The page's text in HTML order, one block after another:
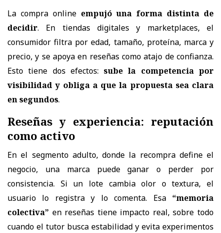
La compra online empujó una forma distinta de
decidir. En tiendas digitales y marketplaces, el
consumidor filtra por edad, tamaño, proteína, marca y
precio, y se apoya en reseñas como atajo de confianza.
Esto tiene dos efectos:sube la competencia por
visibilidad y obliga a que la propuesta sea clara
en segundos.
Reseñas y experiencia: reputación
como activo
En el segmento adulto, donde la recompra define el
negocio, una marca puede ganar o perder por
consistencia. Si un lote cambia olor o textura, el
usuario lo registra y lo comenta. Esa“memoria
colectiva” en reseñas tiene impacto real, sobre todo
cuando el tutor busca estabilidad y evita experimentos